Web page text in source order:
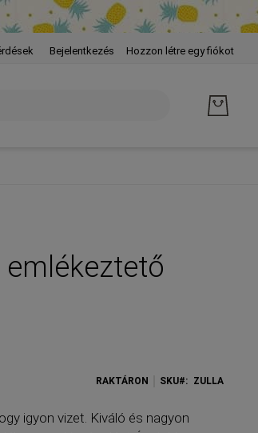
to
Bejelentkezés Hozzon létre egy fiókot
RAKTÁRON SKU ZULLA
igyon vizet. Kiváló és nagyon